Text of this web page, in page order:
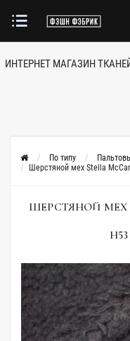
ИНТЕРНЕТ МАГАЗИН
По типу
Шерстяной мех Stella
ШЕРСТЯНОЙ МЕХ